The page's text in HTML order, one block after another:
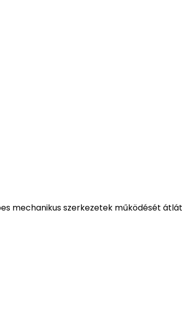
mechanikus szerkezetek működését